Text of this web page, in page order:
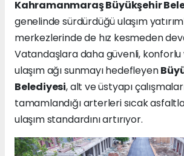
Kahramanmaraş Büyükşehir
genelinde sürdürdüğü ulaşım
merkezlerinde de hız kesmeden
Vatandaşlara daha güvenli,
ulaşım ağı sunmayı hedefleyen
Belediyesi, alt ve üstyapı
tamamlandığı arterleri sıcak
ulaşım standardını artırıyor.